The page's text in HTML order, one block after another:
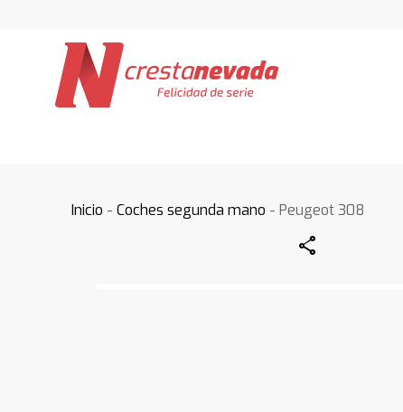
Inicio -Coches segunda mano - Peugeot 308
Share